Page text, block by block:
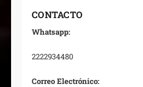
CONTACTO
Whatsapp:
2222934480
Correo Electrónico: